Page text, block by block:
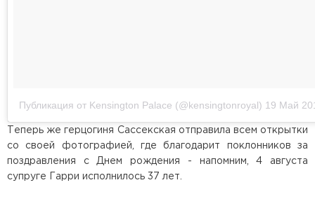
Публикация от Kensington Palace (@kensingtonroyal) 19 Май
Теперь же герцогиня Сассекская отправила всем открытки
со своей фотографией, где благодарит поклонников за
поздравления с Днем рождения - напомним, 4 августа
супруге Гарри исполнилось 37 лет.